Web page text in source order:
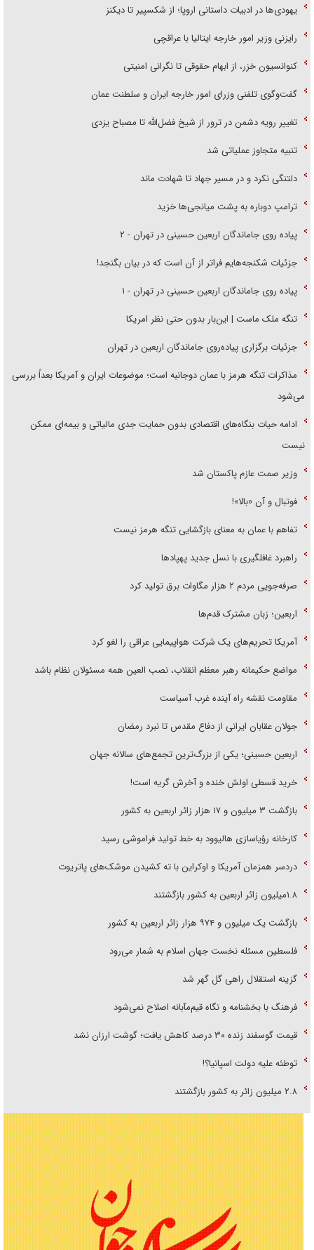
یهودی‌ها در ادبیات داستانی اروپا؛ از شکسپیر تا دیکنز
رایزنی وزیر امور خارجه ایتالیا با عراقچی
کنوانسیون خزر، از ابهام حقوقی تا نگرانی امنیتی
گفت‌وگوی تلفنی وزرای امور خارجه ایران و سلطنت عمان
تغییر رویه دشمن در ترور از شیخ فضل‌الله تا مصباح یزدی
تنبیه متجاوز عملیاتی شد
دلتنگی نکرد و در مسیر جهاد تا شهادت ماند
ترامپ دوباره به پشت میانجی‌ها خزید
پیاده روی جاماندگان اربعین حسینی در تهران - ۲
جزئیات شکنجه‌هایم فراتر از آن است که در بیان بگنجد!
پیاده روی جاماندگان اربعین حسینی در تهران - ۱
تنگه ملک ماست | این‌بار بدون حتی نظر امریکا
جزئیات برگزاری پیاده‌روی جاماندگان اربعین در تهران
مذاکرات تنگه هرمز با عمان دوجانبه است؛ موضوعات ایران و آمریکا بعداً بررسی
می‌شود
ادامه حیات بنگاه‌های اقتصادی بدون حمایت جدی مالیاتی و بیمه‌ای ممکن
نیست
وزیر صمت عازم پاکستان شد
فوتبال و آن «بالا»!
تفاهم با عمان به معنای بازگشایی تنگه هرمز نیست
راهبرد غافلگیری با نسل جدید پهپاد‌ها
صرفه‌جویی مردم ۲ هزار مگاوات برق تولید کرد
اربعین؛ زبان مشترک قدم‌ها
آمریکا تحریم‌های یک شرکت هواپیمایی عراقی را لغو کرد
مواضع حکیمانه رهبر معظم انقلاب، نصب العین همه مسئولان نظام باشد
مقاومت نقشه راه آینده غرب آسیاست
جولان عقابان ایرانی از دفاع مقدس تا نبرد رمضان
اربعین حسینی؛ یکی از بزرگ‌ترین تجمع‌های سالانه جهان
خرید قسطی اولش خنده و آخرش گریه است!
بازگشت ۳ میلیون و ۱۷ هزار زائر اربعین به کشور
کارخانه رؤیاسازی هالیوود به خط تولید فراموشی رسید
دردسر همزمان آمریکا و اوکراین با ته کشیدن موشک‌های پاتریوت
۱.۸میلیون زائر اربعین به کشور بازگشتند
بازگشت یک میلیون و ۹۷۴ هزار زائر اربعین به کشور
فلسطین مسئله نخست جهان اسلام به شمار می‌رود
گزینه استقلال راهی گل گهر شد
فرهنگ با بخشنامه و نگاه قیم‌مآبانه اصلاح نمی‌شود
قیمت گوسفند زنده ۳۰ درصد کاهش یافت؛ گوشت ارزان نشد
توطئه علیه دولت اسپانیا؟!
۲.۸ میلیون زائر به کشور بازگشتند